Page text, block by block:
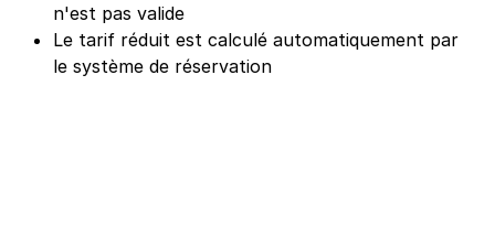
n'est pas valide
Le tarif réduit est calculé automatiquement par
le système de réservation